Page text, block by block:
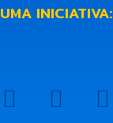
UMA INICIATIVA: